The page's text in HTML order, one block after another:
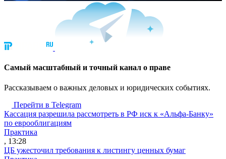
Cамый масштабный и точный канал о праве
Рассказываем о важных деловых и юридических событиях.
Перейти в Telegram
Кассация разрешила рассмотреть в РФ иск к «Альфа-Банку»
по еврооблигациям
Практика
, 13:28
ЦБ ужесточил требования к листингу ценных бумаг